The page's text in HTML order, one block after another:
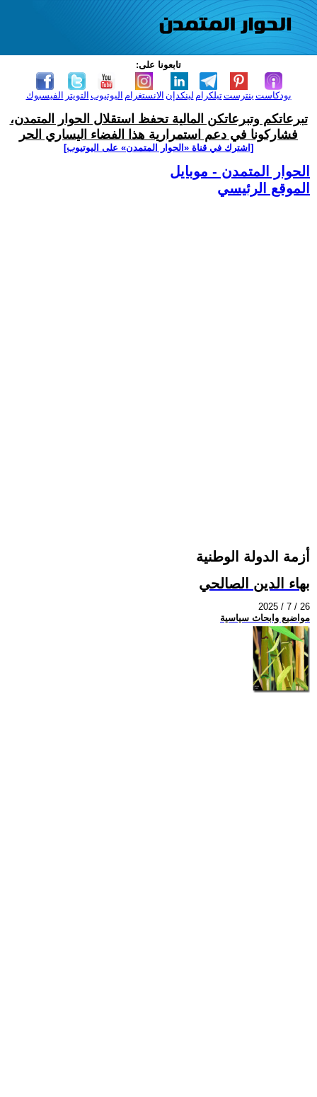
تابعونا على:
الفيسبوك التويتر اليوتيوب الانستغرام لينكدإن تيلكرامبنترست بودكاست
تبرعاتكم وتبرعاتكن المالية تحفظ استقلال الحوار المتمدن،
فشاركونا في دعم استمرارية هذا الفضاء اليساري الحر
[اشترك في قناة ‫«الحوار المتمدن» على اليوتيوب]
الحوار المتمدن - موبايل
الموقع الرئيسي
أزمة الدولة الوطنية
بهاء الدين الصالحي
2025 / 7 / 26
مواضيع وابحاث سياسية